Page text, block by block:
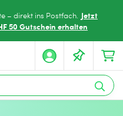
– direkt ins Postfach. Jetzt
50 Gutschein erhalten